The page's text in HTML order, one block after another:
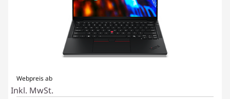
Webpreis ab
Inkl. MwSt.